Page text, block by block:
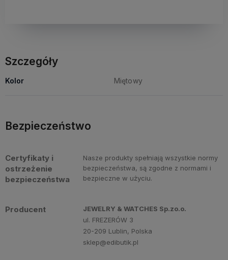
Szczegóły
Kolor Miętowy
Bezpieczeństwo
Certyfikaty i
ostrzeżenie
bezpieczeństwa
Nasze produkty spełniają wszystkie normy
bezpieczeństwa, są zgodne z normami i
bezpieczne w użyciu.
Producent
JEWELRY & WATCHES Sp.zo.o.
ul. FREZERÓW 3
20-209 Lublin, Polska
sklep@edibutik.pl